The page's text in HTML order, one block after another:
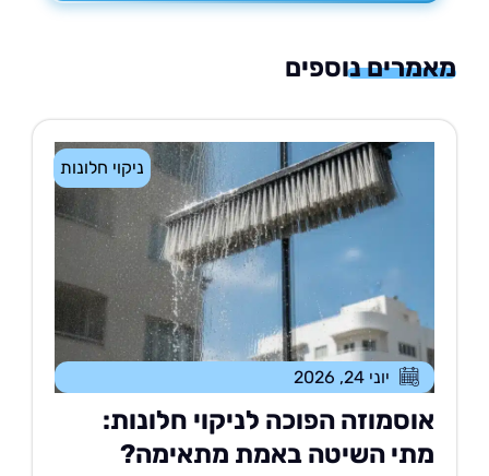
נוספים
ניקוי חלונות
יוני 24, 2026
הפוכה לניקוי חלונות:
השיטה באמת מתאימה?